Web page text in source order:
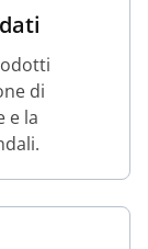
di
e la